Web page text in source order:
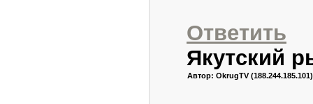
Ответить
Якутский
Автор: OkrugTV (188.244.185.101)